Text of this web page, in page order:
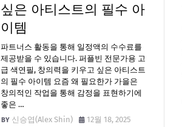
싶은 아티스트의 필수 아
이템
파트너스 활동을 통해 일정액의 수수료를
제공받을 수 있습니다. 퍼플빈 전문가용 고
급 색연필, 창의력을 키우고 싶은 아티스트
의 필수 아이템 요즘 왜 필요한가 가을은
창의적인 작업을 통해 감정을 표현하기에
좋은 …
신승엽(Alex Shin)
12월 18, 2025